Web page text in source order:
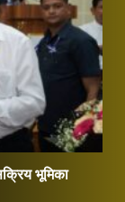
भूमिका